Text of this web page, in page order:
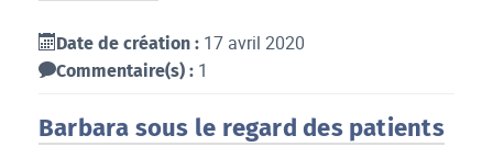
Date de création : 17 avril 2020
Commentaire(s) : 1
Barbara sous le regard des patients